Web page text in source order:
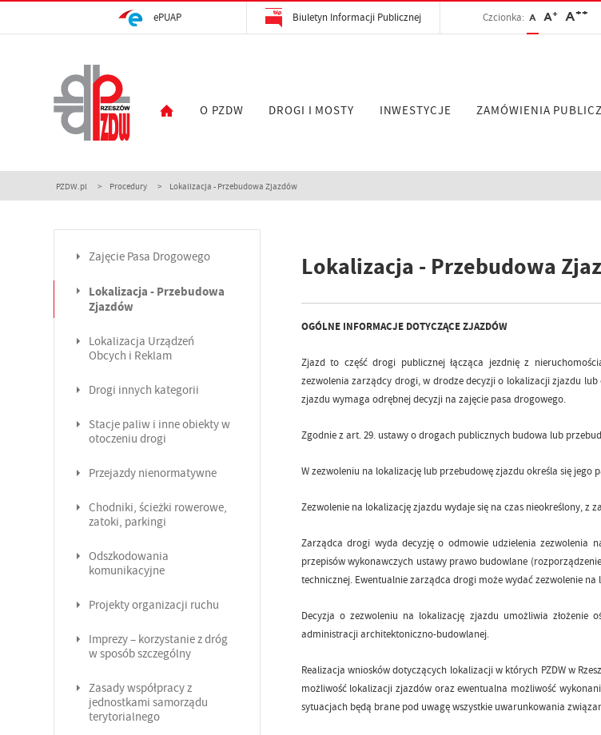
ePUAP Biuletyn Informacji Publicznej Czcionka: A A+ A++
O PZDW DROGI I MOSTY INWESTYCJE ZAMÓWIENIA
PZDW.pl Procedury Lokalizacja - Przebudowa Zjazdów
Zajęcie Pasa Drogowego
Lokalizacja - Przebudowa
Zjazdów
Lokalizacja Urządzeń
Obcych i Reklam
Drogi innych kategorii
Stacje paliw i inne obiekty w
otoczeniu drogi
Przejazdy nienormatywne
Chodniki, ścieżki rowerowe,
zatoki, parkingi
Odszkodowania
komunikacyjne
Projekty organizacji ruchu
Imprezy – korzystanie z dróg
w sposób szczególny
Zasady współpracy z
jednostkami samorządu
terytorialnego
Lokalizacja - Przebudowa
OGÓLNE INFORMACJE DOTYCZĄCE ZJAZDÓW
Zjazd to część drogi publicznej łącząca jezdnię z
zezwolenia zarządcy drogi, w drodze decyzji o lokalizacji zjazdu
zjazdu wymaga odrębnej decyzji na zajęcie pasa drogowego.
Zgodnie z art. 29. ustawy o drogach publicznych budowa lub
W zezwoleniu na lokalizację lub przebudowę zjazdu określa się
Zezwolenie na lokalizację zjazdu wydaje się na czas nieokreślony, z
Zarządca drogi wyda decyzję o odmowie udzielenia zezwolenia
przepisów wykonawczych ustawy prawo budowlane
technicznej. Ewentualnie zarządca drogi może wydać zezwolenie
Decyzja o zezwoleniu na lokalizację zjazdu umożliwia
administracji architektoniczno-budowlanej.
Realizacja wniosków dotyczących lokalizacji w których PZDW w
możliwość lokalizacji zjazdów oraz ewentualna możliwość
sytuacjach będą brane pod uwagę wszystkie uwarunkowania